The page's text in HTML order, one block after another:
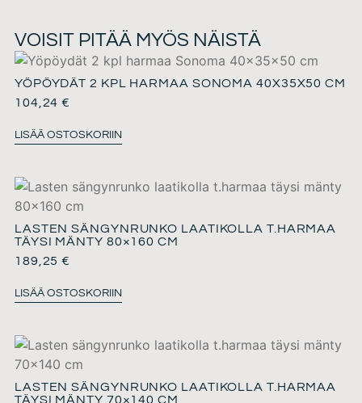
VOISIT PITÄÄ MYÖS NÄISTÄ
YÖPÖYDÄT 2 KPL HARMAA SONOMA 40X35X50 CM
104,24€
LISÄÄ OSTOSKORIIN
LASTEN SÄNGYNRUNKO LAATIKOLLA T.HARMAA
TÄYSI MÄNTY 80×160 CM
189,25€
LISÄÄ OSTOSKORIIN
LASTEN SÄNGYNRUNKO LAATIKOLLA T.HARMAA
TÄYSI MÄNTY 70×140 CM